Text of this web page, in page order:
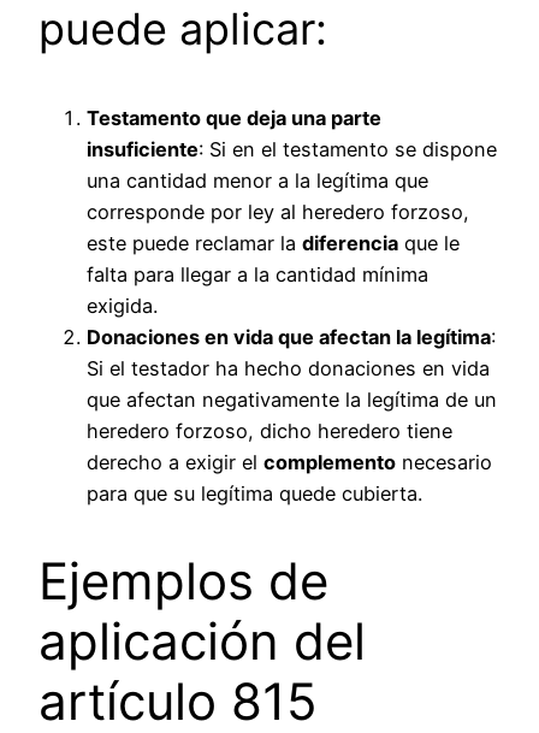
puede aplicar:
Testamento que deja una parte
insuficiente: Si en el testamento se dispone
una cantidad menor a la legítima que
corresponde por ley al heredero forzoso,
este puede reclamar la diferencia que le
falta para llegar a la cantidad mínima
exigida.
Donaciones en vida que afectan la legítima:
Si el testador ha hecho donaciones en vida
que afectan negativamente la legítima de un
heredero forzoso, dicho heredero tiene
derecho a exigir el complemento necesario
para que su legítima quede cubierta.
Ejemplos de
aplicación del
artículo 815